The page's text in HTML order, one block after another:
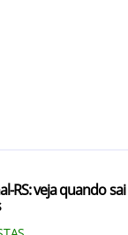
RS: veja quando